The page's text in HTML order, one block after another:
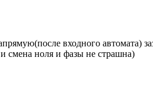
входного автомата)
смена ноля и фазы не страшна)